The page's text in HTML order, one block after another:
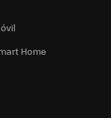
Home